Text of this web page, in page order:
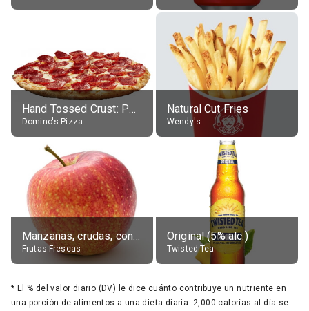
Hand Tossed Crust: Pepperoni Pizza (Large 14")
Domino's Pizza
Natural Cut Fries
Wendy's
Manzanas, crudas, con piel
Frutas Frescas
Original (5% alc.)
Twisted Tea
* El % del valor diario (DV) le dice cuánto contribuye un nutriente en
una porción de alimentos a una dieta diaria. 2,000 calorías al día se